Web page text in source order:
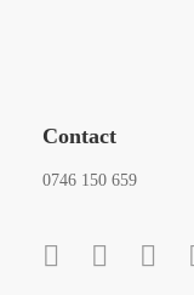
Contact
0746 150 659